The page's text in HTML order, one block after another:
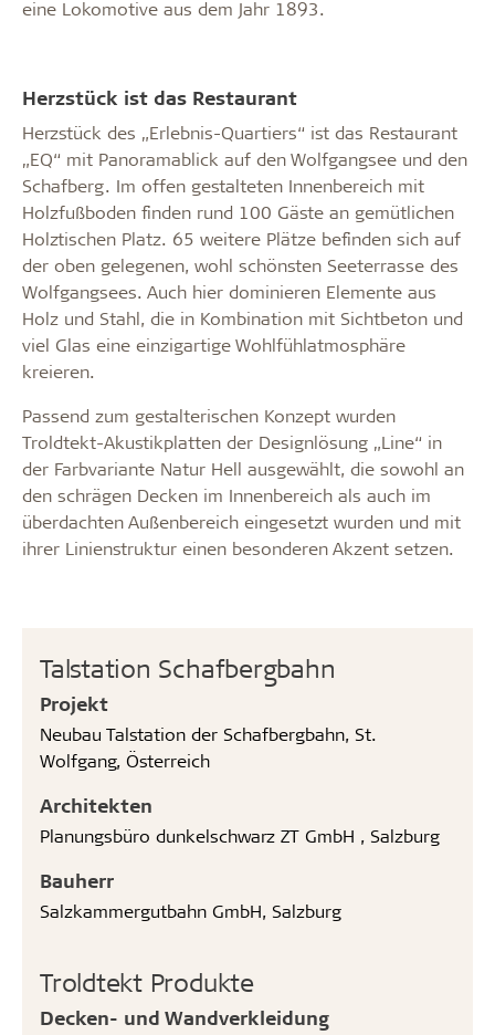
Talstation Schafbergbahn
Projekt
Neubau Talstation der Schafbergbahn, St.
Wolfgang, Österreich
Architekten
Planungsbüro dunkelschwarz ZT GmbH , Salzburg
Bauherr
Salzkammergutbahn GmbH, Salzburg
Troldtekt Produkte
Decken- und Wandverkleidung
eine Lokomotive aus dem Jahr 1893.
Herzstück ist das Restaurant
Herzstück des „Erlebnis-Quartiers“ ist das Restaurant
„EQ“ mit Panoramablick auf den Wolfgangsee und den
Schafberg. Im offen gestalteten Innenbereich mit
Holzfußboden finden rund 100 Gäste an gemütlichen
Holztischen Platz. 65 weitere Plätze befinden sich auf
der oben gelegenen, wohl schönsten Seeterrasse des
Wolfgangsees. Auch hier dominieren Elemente aus
Holz und Stahl, die in Kombination mit Sichtbeton und
viel Glas eine einzigartige Wohlfühlatmosphäre
kreieren.
Passend zum gestalterischen Konzept wurden
Troldtekt-Akustikplatten der Designlösung „Line“ in
der Farbvariante Natur Hell ausgewählt, die sowohl an
den schrägen Decken im Innenbereich als auch im
überdachten Außenbereich eingesetzt wurden und mit
ihrer Linienstruktur einen besonderen Akzent setzen.